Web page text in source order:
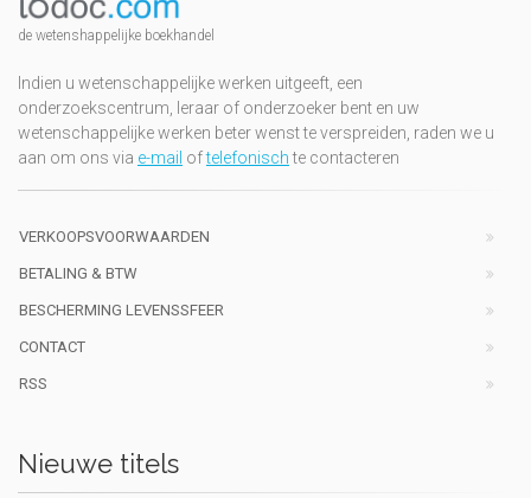
de wetenshappelijke boekhandel
Indien u wetenschappelijke werken uitgeeft, een
onderzoekscentrum, leraar of onderzoeker bent en uw
wetenschappelijke werken beter wenst te verspreiden, raden we u
aan om ons via e-mail oftelefonischte contacteren
VERKOOPSVOORWAARDEN
BETALING & BTW
BESCHERMING LEVENSSFEER
CONTACT
RSS
Nieuwe titels